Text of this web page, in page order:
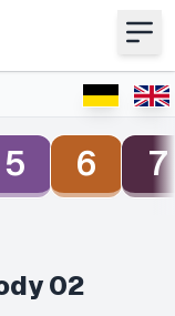
5 6 7
02